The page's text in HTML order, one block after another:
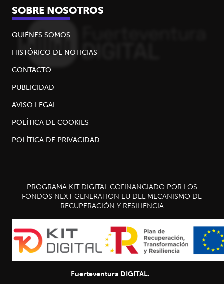
SOBRE NOSOTROS
QUIÉNES SOMOS
HISTÓRICO DE NOTICIAS
CONTACTO
PUBLICIDAD
AVISO LEGAL
POLÍTICA DE COOKIES
POLÍTICA DE PRIVACIDAD
PROGRAMA KIT DIGITAL COFINANCIADO POR LOS
FONDOS NEXT GENERATION EU DEL MECANISMO DE
RECUPERACIÓN Y RESILIENCIA
Fuerteventura DIGITAL.